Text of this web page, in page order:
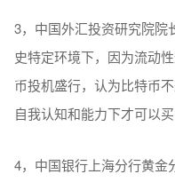
3，中国外汇投资研究院
史特定环境下，因为流动
币投机盛行，认为比特币
自我认知和能力下才可以买
4，中国银行上海分行黄金